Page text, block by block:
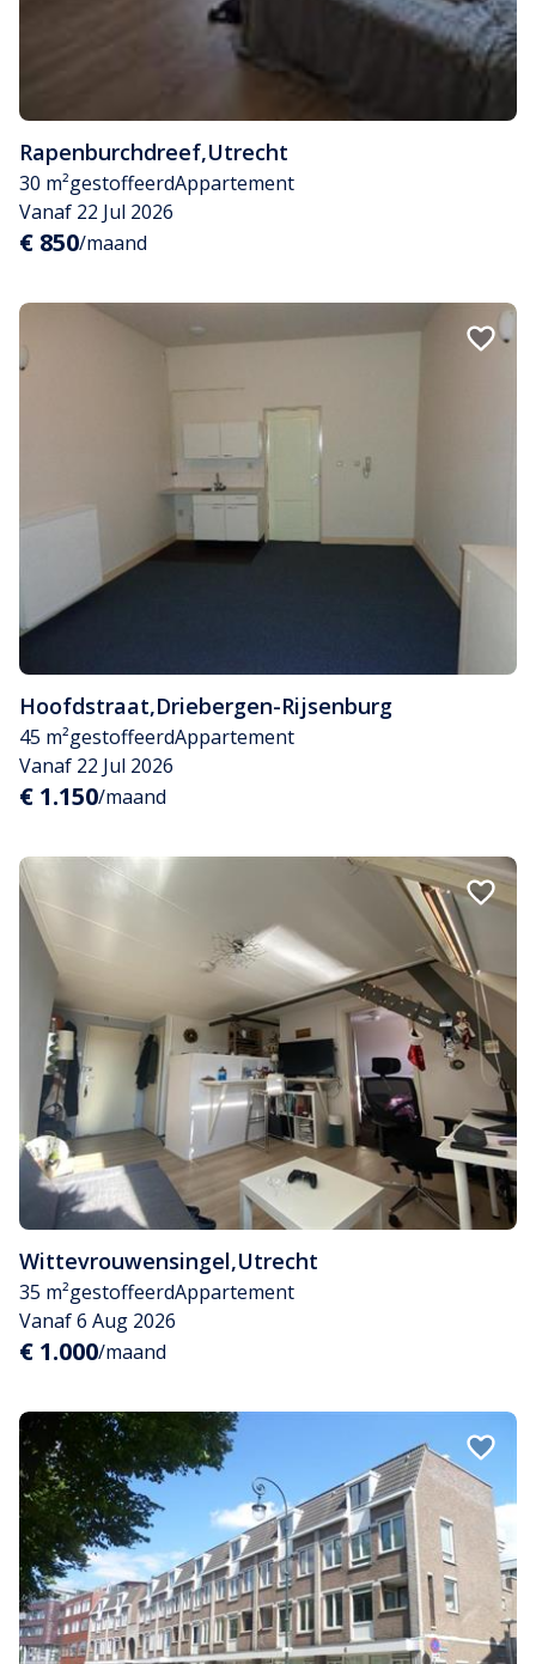
Rapenburchdreef,Utrecht
30 m²gestoffeerdAppartement
Vanaf 22 Jul 2026
€ 850/maand
Hoofdstraat,Driebergen-Rijsenburg
45 m²gestoffeerdAppartement
Vanaf 22 Jul 2026
€ 1.150/maand
Wittevrouwensingel,Utrecht
35 m²gestoffeerdAppartement
Vanaf 6 Aug 2026
€ 1.000/maand